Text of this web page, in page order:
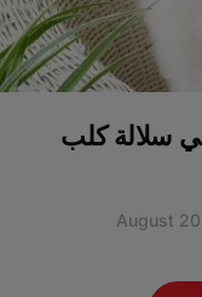
سلالة كلب